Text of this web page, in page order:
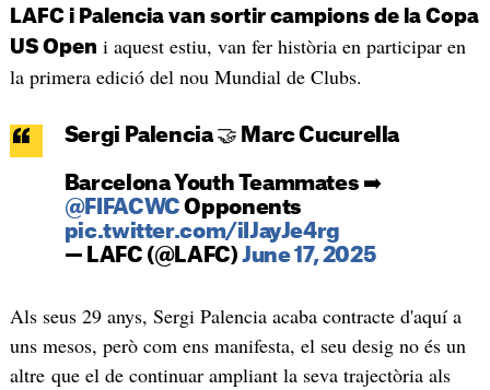
LAFC i Palencia van sortir campions de la Copa
US Open i aquest estiu, van fer història en participar en
la primera edició del nou Mundial de Clubs.
Sergi Palencia 🤝 Marc Cucurella
Barcelona Youth Teammates ➡️
@FIFACWC Opponents
pic.twitter.com/iIJayJe4rg
— LAFC (@LAFC)June 17, 2025
Als seus 29 anys, Sergi Palencia acaba contracte d'aquí a
uns mesos, però com ens manifesta, el seu desig no és un
altre que el de continuar ampliant la seva trajectòria als